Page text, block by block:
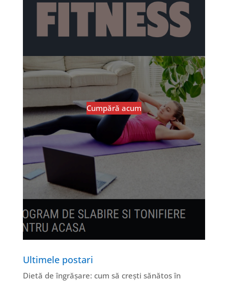
Cumpără acum
Ultimele postari
Dietă de îngrășare: cum să crești sănătos în